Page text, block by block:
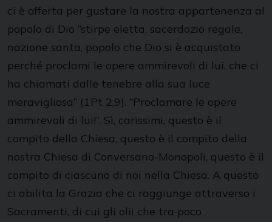
ci è offerta per gustare la nostra appartenenza al
popolo di Dio “stirpe eletta, sacerdozio regale,
nazione santa, popolo che Dio si è acquistato
perché proclami le opere ammirevoli di lui, che ci
ha chiamati dalle tenebre alla sua luce
meravigliosa” (1Pt 2,9). “Proclamare le opere
ammirevoli di lui!”. Sì, carissimi, questo è il
compito della Chiesa, questo è il compito della
nostra Chiesa di Conversano-Monopoli, questo è il
compito di ciascuno di noi nella Chiesa. A questo
ci abilita la Grazia che ci raggiunge attraverso i
Sacramenti, di cui gli olii che tra poco